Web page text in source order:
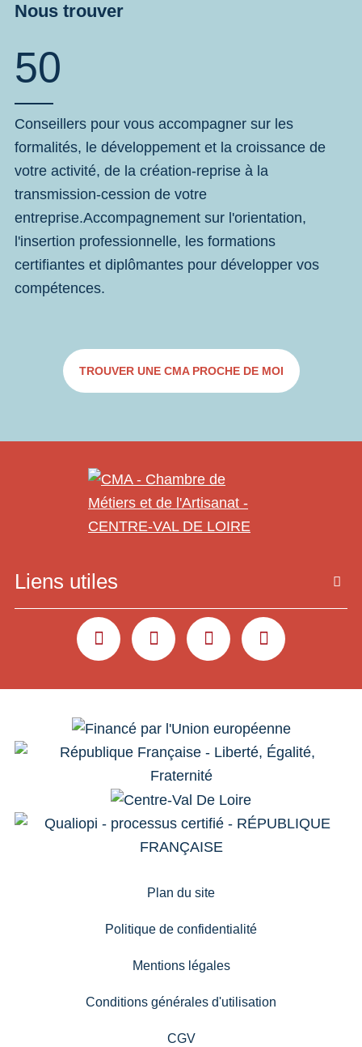
Nous trouver
50
Conseillers pour vous accompagner sur les
formalités, le développement et la croissance de
votre activité, de la création-reprise à la
transmission-cession de votre
entreprise.Accompagnement sur l'orientation,
l'insertion professionnelle, les formations
certifiantes et diplômantes pour développer vos
compétences.
TROUVER UNE CMA PROCHE DE MOI
Liens utiles
YOUTUBELINKEDININSTAGRAMFACEBOOK
Plan du site
Politique de confidentialité
Mentions légales
Conditions générales d'utilisation
CGV